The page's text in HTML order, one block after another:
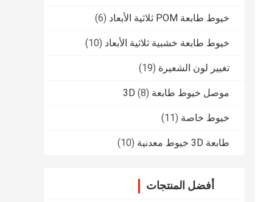
خيوط طابعة POM ثلاثية الأبعاد (6)
خيوط طابعة خشبية ثلاثية الأبعاد (10)
تغيير لون الشعيرة (19)
موصل خيوط طابعة 3D (8)
خيوط خاصة (11)
طابعة 3D خيوط معدنية (10)
أفضل المنتجات